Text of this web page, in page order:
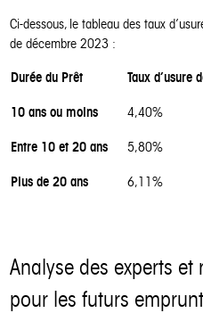
Ci-dessous, le tableau des taux
de décembre 2023 :
Durée du Prêt Taux d’usure
10 ans ou moins 4,40%
Entre 10 et 20 ans 5,80%
Plus de 20 ans 6,11%
Analyse des experts
pour les futurs